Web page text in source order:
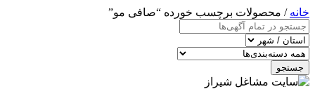
خانه / محصولات برچسب خورده “صافی مو”
جستجو